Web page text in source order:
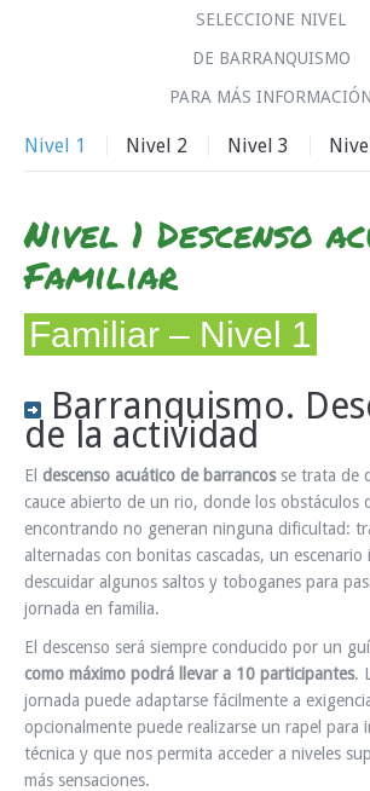
SELECCIONE NIVEL
DE BARRANQUISMO
PARA MÁS INFORMACIÓN
Nivel 1 Nivel 2 Nivel 3
Nivel 1 Descenso
Familiar
Familiar – Nivel 1
Barranquismo.
de la actividad
El descenso acuático de barrancosse trata de
cauce abierto de un rio, donde los obstáculos
encontrando no generan ninguna dificultad:
alternadas con bonitas cascadas, un
descuidar algunos saltos y toboganes para
jornada en familia.
El descenso será siempre conducido por un
como máximo podrá llevar a 10 participantes.
jornada puede adaptarse fácilmente a
opcionalmente puede realizarse un rapel para
técnica y que nos permita acceder a niveles
más sensaciones.